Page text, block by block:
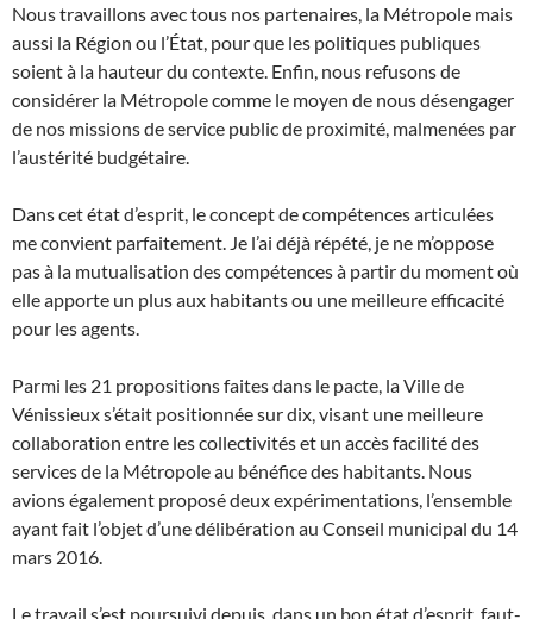
Nous travaillons avec tous nos partenaires, la Métropole mais
aussi la Région ou l’État, pour que les politiques publiques
soient à la hauteur du contexte. Enfin, nous refusons de
considérer la Métropole comme le moyen de nous désengager
de nos missions de service public de proximité, malmenées par
l’austérité budgétaire.
Dans cet état d’esprit, le concept de compétences articulées
me convient parfaitement. Je l’ai déjà répété, je ne m’oppose
pas à la mutualisation des compétences à partir du moment où
elle apporte un plus aux habitants ou une meilleure efficacité
pour les agents.
Parmi les 21 propositions faites dans le pacte, la Ville de
Vénissieux s’était positionnée sur dix, visant une meilleure
collaboration entre les collectivités et un accès facilité des
services de la Métropole au bénéfice des habitants. Nous
avions également proposé deux expérimentations, l’ensemble
ayant fait l’objet d’une délibération au Conseil municipal du 14
mars 2016.
Le travail s’est poursuivi depuis, dans un bon état d’esprit, faut-